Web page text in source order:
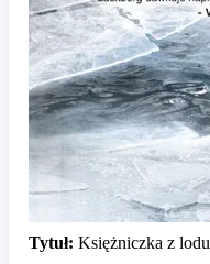
Tytuł: Księżniczka z lodu